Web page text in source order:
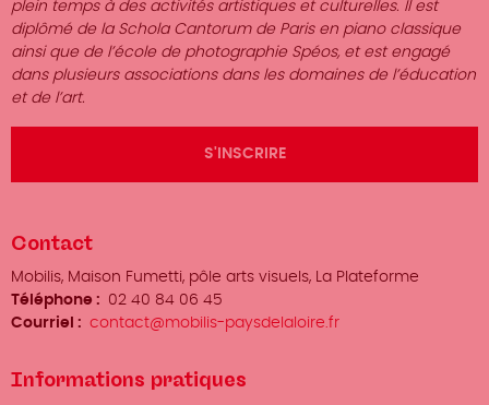
plein temps à des activités artistiques et culturelles. Il est
diplômé de la Schola Cantorum de Paris en piano classique
ainsi que de l’école de photographie Spéos, et est engagé
dans plusieurs associations dans les domaines de l’éducation
et de l’art.
S'INSCRIRE
Contact
Organisateur
/
Prénom
Mobilis, Maison Fumetti, pôle arts visuels, La Plateforme
Téléphone
02 40 84 06 45
Courriel
contact@mobilis-paysdelaloire.fr
Informations pratiques